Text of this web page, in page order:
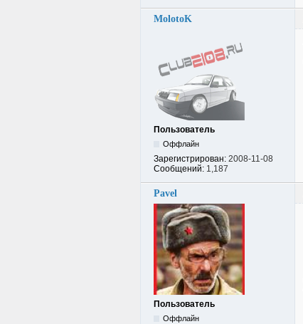
MolotoK
Пользователь
Оффлайн
Зарегистрирован: 2008-11-08
Сообщений: 1,187
Pavel
Пользователь
Оффлайн